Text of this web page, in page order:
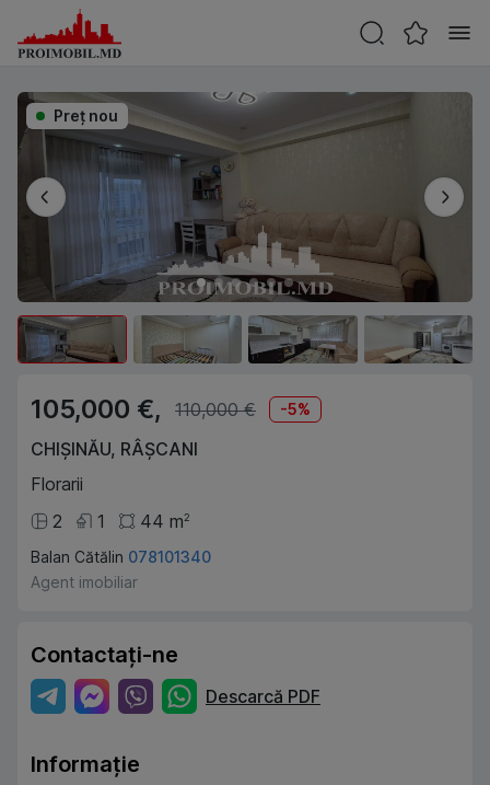
Preţ nou
105,000 €, 110,000 € -5%
CHIȘINĂU, RÂȘCANI
Florarii
2
1 44 m2
Balan Cătălin 078101340
Agent imobiliar
Contactați-ne
Descarcă PDF
Informație